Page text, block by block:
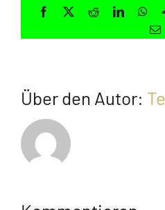
Facebook
X RedditLinkedIn
E-
Über den Autor: